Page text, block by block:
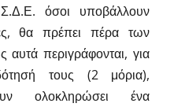
όσοι υποβάλλουν
θα πρέπει πέρα των
περιγράφονται, για
τους (2 μόρια),
ολοκληρώσει ένα